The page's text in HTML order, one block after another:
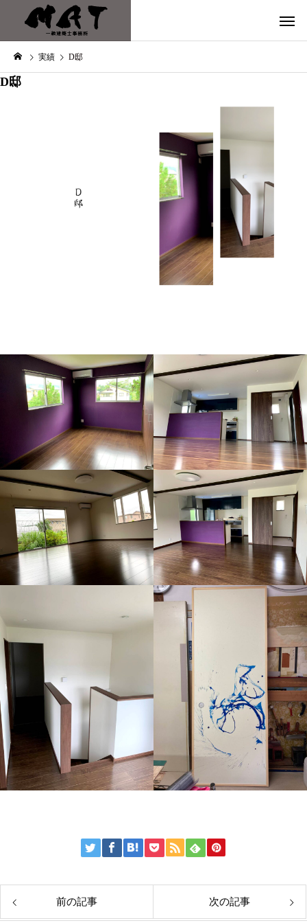
実績 D邸
D邸
前の記事 次の記事